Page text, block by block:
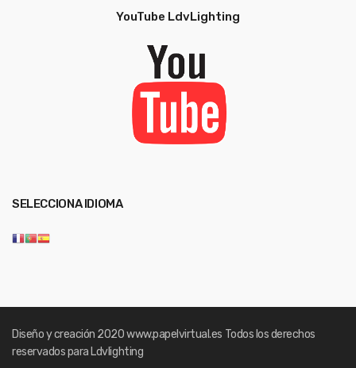
YouTube LdvLighting
SELECCIONA IDIOMA
Diseño y creación 2020www.papelvirtual.es Todos los derechos
reservados para Ldvlighting